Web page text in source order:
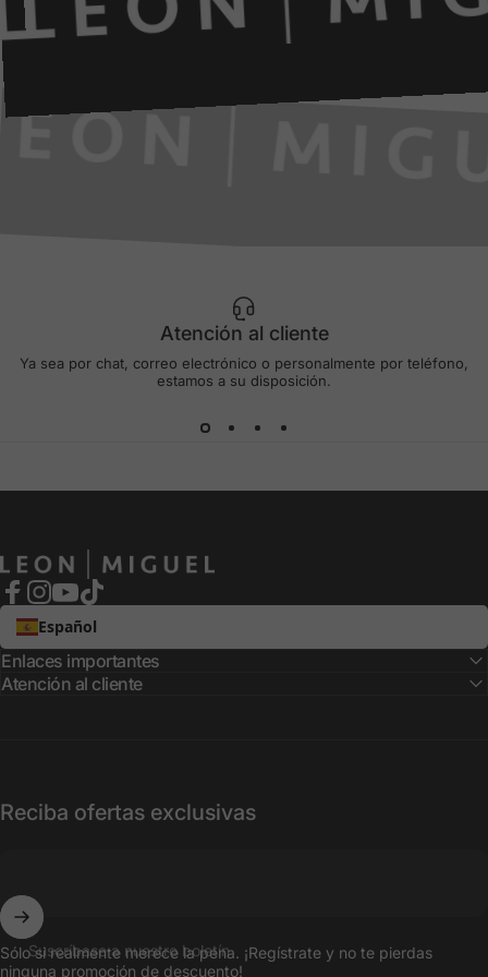
Atención al cliente
Ya sea por chat, correo electrónico o personalmente por teléfono,
estamos a su disposición.
LEON MIGUEL
Facebook
Instagram
Español
Enlaces importantes
Atención al cliente
Reciba ofertas exclusivas
Suscríbase a nuestro boletín
Sólo si realmente merece la pena. ¡Regístrate y no te pierdas
ninguna promoción de descuento!